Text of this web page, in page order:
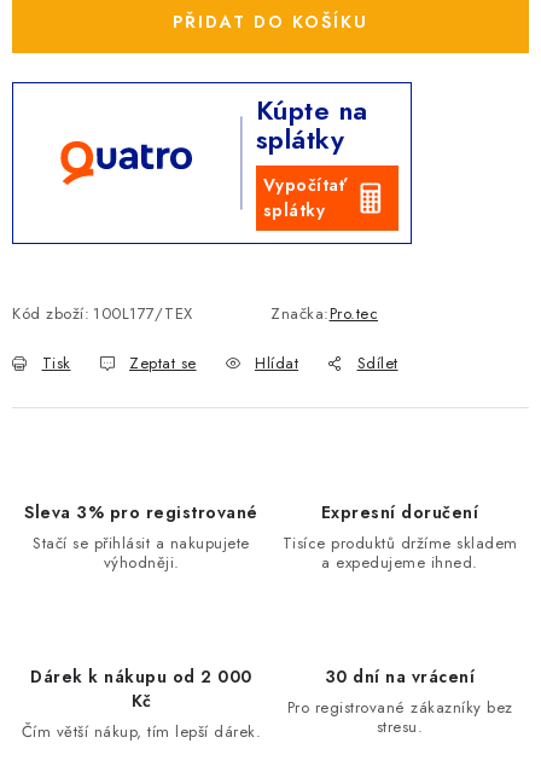
PŘIDAT DO KOŠÍKU
Kúpte na
splátky
Vypočítať
splátky
Kód zboží: 100L177/TEX Značka:Pro.tec
Tisk Zeptat se Hlídat Sdílet
Sleva 3% pro registrované
Stačí se přihlásit a nakupujete
výhodněji.
Expresní doručení
Tisíce produktů držíme skladem
a expedujeme ihned.
Dárek k nákupu od 2 000
Kč
Čím větší nákup, tím lepší dárek.
30 dní na vrácení
Pro registrované zákazníky bez
stresu.